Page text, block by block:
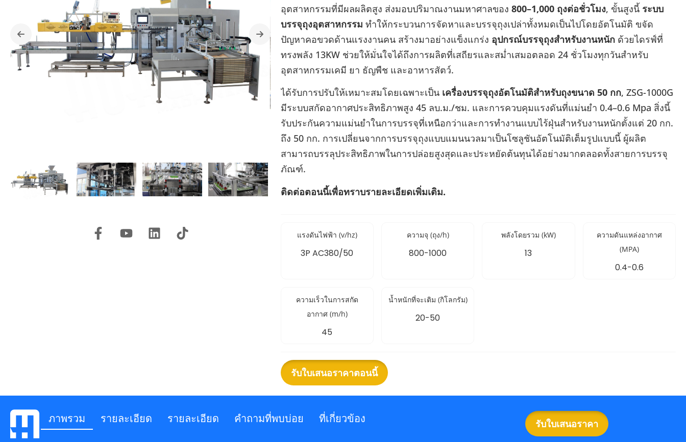
อุตสาหกรรมที่มีผลผลิตสูง ส่งมอบปริมาณงานมหาศาลของ 800–1,000 ถุงต่อชั่วโมง, ขั้นสูงนี้ ระบบ
บรรจุถุงอุตสาหกรรม ทำให้กระบวนการจัดหาและบรรจุถุงเปล่าทั้งหมดเป็นไปโดยอัตโนมัติ ขจัด
ปัญหาคอขวดด้านแรงงานคน สร้างมาอย่างแข็งแกร่ง อุปกรณ์บรรจุถุงสำหรับงานหนักด้วยไดรฟ์ที่
ทรงพลัง 13KW ช่วยให้มั่นใจได้ถึงการผลิตที่เสถียรและสม่ำเสมอตลอด 24 ชั่วโมงทุกวันสำหรับ
อุตสาหกรรมเคมี ยา ธัญพืช และอาหารสัตว์.
ได้รับการปรับให้เหมาะสมโดยเฉพาะเป็น เครื่องบรรจุถุงอัตโนมัติสำหรับถุงขนาด 50 กก, ZSG-1000G
มีระบบสกัดอากาศประสิทธิภาพสูง 45 ลบ.ม./ชม. และการควบคุมแรงดันที่แม่นยำ 0.4–0.6 Mpa สิ่งนี้
รับประกันความแม่นยำในการบรรจุที่เหนือกว่าและการทำงานแบบไร้ฝุ่นสำหรับงานหนักตั้งแต่ 20 กก.
ถึง 50 กก. การเปลี่ยนจากการบรรจุถุงแบบแมนนวลมาเป็นโซลูชันอัตโนมัติเต็มรูปแบบนี้ ผู้ผลิต
สามารถบรรลุประสิทธิภาพในการปล่อยสูงสุดและประหยัดต้นทุนได้อย่างมากตลอดทั้งสายการบรรจุ
ภัณฑ์.
ติดต่อตอนนี้เพื่อทราบรายละเอียดเพิ่มเติม.
แรงดันไฟฟ้า (v/hz)
3P AC380/50
ความจุ (ถุง/h)
800-1000
พลังโดยรวม (kW)
13
ความดันแหล่งอากาศ
(MPA)
0.4-0.6
ความเร็วในการสกัด
อากาศ (m/h)
45
น้ำหนักที่จะเติม (กิโลกรัม)
20-50
รับใบเสนอราคาตอนนี้
ภาพรวม รายละเอียด รายละเอียด คำถามที่พบบ่อย ที่เกี่ยวข้อง รับใบเสนอราคา